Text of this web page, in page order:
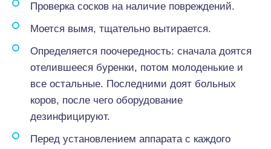
Проверка сосков на наличие повреждений.
Моется вымя, тщательно вытирается.
Определяется поочередность: сначала доятся
отелившееся буренки, потом молоденькие и
все остальные. Последними доят больных
коров, после чего оборудование
дезинфицируют.
Перед установлением аппарата с каждого